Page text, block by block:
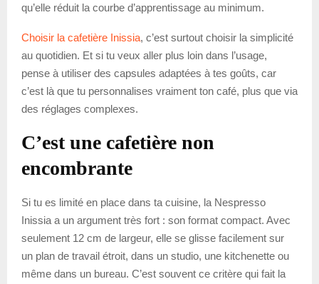
qu’elle réduit la courbe d’apprentissage au minimum.
Choisir la cafetière Inissia, c’est surtout choisir la simplicité
au quotidien. Et si tu veux aller plus loin dans l’usage,
pense à utiliser des capsules adaptées à tes goûts, car
c’est là que tu personnalises vraiment ton café, plus que via
des réglages complexes.
C’est une cafetière non
encombrante
Si tu es limité en place dans ta cuisine, la Nespresso
Inissia a un argument très fort : son format compact. Avec
seulement 12 cm de largeur, elle se glisse facilement sur
un plan de travail étroit, dans un studio, une kitchenette ou
même dans un bureau. C’est souvent ce critère qui fait la